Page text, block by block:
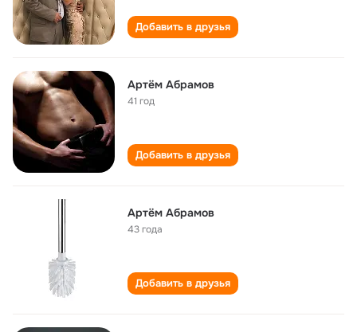
Добавить в друзья
Артём Абрамов
41 год
Добавить в друзья
Артём Абрамов
43 года
Добавить в друзья